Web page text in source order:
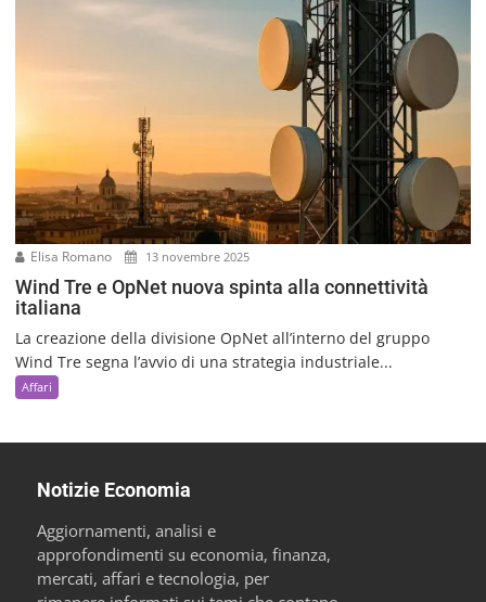
Elisa Romano 13 novembre 2025
Wind Tre e OpNet nuova spinta alla connettività
italiana
La creazione della divisione OpNet all’interno del gruppo
Wind Tre segna l’avvio di una strategia industriale...
Affari
Notizie Economia
Aggiornamenti, analisi e
approfondimenti su economia, finanza,
mercati, affari e tecnologia, per